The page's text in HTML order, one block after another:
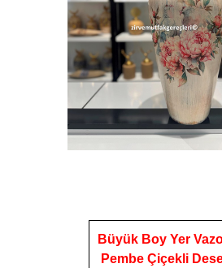
Büyük Boy Yer
Pembe Çiçekli